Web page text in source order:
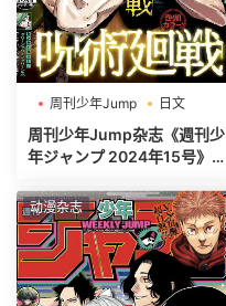
周刊少年Jump
日文
週刊少年ジャンプ
周刊少年Jump杂志《週刊少
年ジャンプ 2024年15号》高
动漫杂志